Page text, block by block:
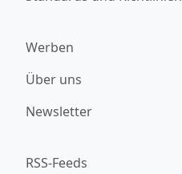
Werben
Über uns
Newsletter
RSS-Feeds